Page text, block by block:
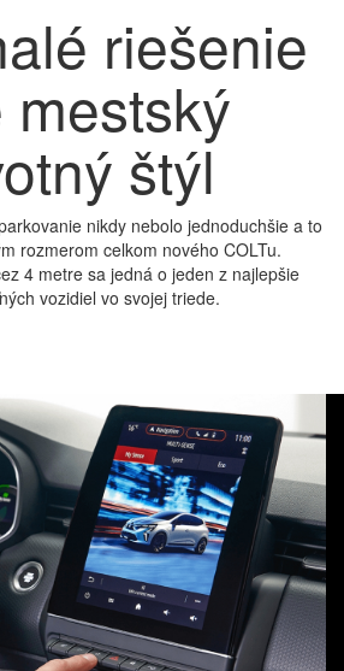
riešenie
mestský
štýl
nikdy nebolo jednoduchšie a to
rozmerom celkom nového COLTu.
4 metre sa jedná o jeden z najlepšie
vozidiel vo svojej triede.